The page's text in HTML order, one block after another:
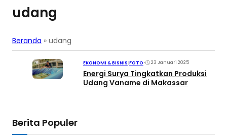
udang
Beranda » udang
EKONOMI & BISNIS|FOTO• 23 Januari 2025
Energi Surya Tingkatkan Produksi
Udang Vaname di Makassar
Berita Populer